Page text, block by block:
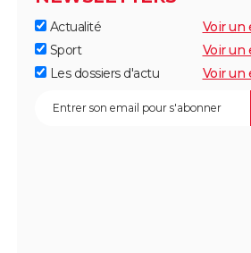
Actualité
Voir un
Sport
Voir un
Les dossiers d'actu
Voir un